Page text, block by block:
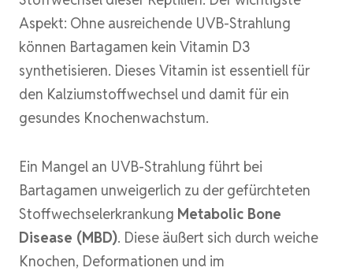
Aspekt: Ohne ausreichende UVB-Strahlung
können Bartagamen kein Vitamin D3
synthetisieren. Dieses Vitamin ist essentiell für
den Kalziumstoffwechsel und damit für ein
gesundes Knochenwachstum.
Ein Mangel an UVB-Strahlung führt bei
Bartagamen unweigerlich zu der gefürchteten
Stoffwechselerkrankung Metabolic Bone
Disease (MBD). Diese äußert sich durch weiche
Knochen, Deformationen und im